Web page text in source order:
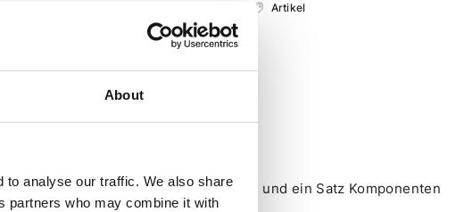
About
to analyse our traffic. We also share
partners who may combine it with
Artikel
werden — dazu werden Werkzeuge und ein Satz Komponenten